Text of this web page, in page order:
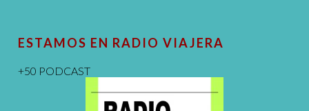
ESTAMOS EN RADIO VIAJERA
+50 PODCAST